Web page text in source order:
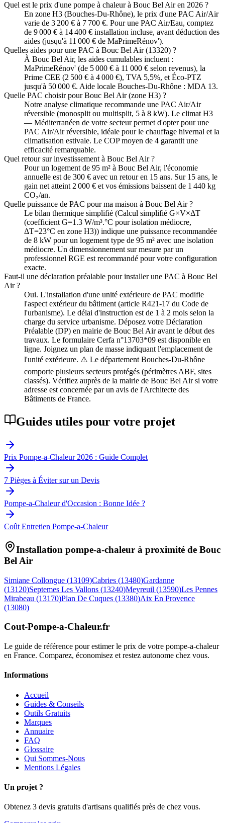
Quel est le prix d'une pompe à chaleur à Bouc Bel Air en 2026 ?
En zone H3 (Bouches-Du-Rhône), le prix d'une PAC Air/Air
varie de 3 200 € à 7 700 €. Pour une PAC Air/Eau, comptez
de 9 000 € à 14 400 € installation incluse, avant déduction des
aides (jusqu'à 11 000 € de MaPrimeRénov').
Quelles aides pour une PAC à Bouc Bel Air (13320) ?
À Bouc Bel Air, les aides cumulables incluent :
MaPrimeRénov' (de 5 000 € à 11 000 € selon revenus), la
Prime CEE (2 500 € à 4 000 €), TVA 5,5%, et Éco-PTZ
jusqu'à 50 000 €. Aide locale Bouches-Du-Rhône : MDA 13.
Quelle PAC choisir pour Bouc Bel Air (zone H3) ?
Notre analyse climatique recommande une PAC Air/Air
réversible (monosplit ou multisplit, 5 à 8 kW). Le climat H3
— Méditerranéen de votre secteur permet d'opter pour une
PAC Air/Air réversible, idéale pour le chauffage hivernal et la
climatisation estivale. Le COP moyen de 4 garantit une
efficacité remarquable.
Quel retour sur investissement à Bouc Bel Air ?
Pour un logement de 95 m² à Bouc Bel Air, l'économie
annuelle est de 300 € avec un retour en 15 ans. Sur 15 ans, le
gain net atteint 2 000 € et vos émissions baissent de 1 440 kg
CO₂/an.
Quelle puissance de PAC pour ma maison à Bouc Bel Air ?
Le bilan thermique simplifié (Calcul simplifié G×V×ΔT
(coefficient G=1.3 W/m³.°C pour isolation médiocre,
ΔT=23°C en zone H3)) indique une puissance recommandée
de 8 kW pour un logement type de 95 m² avec une isolation
médiocre. Un dimensionnement sur mesure par un
professionnel RGE est recommandé pour votre configuration
exacte.
Faut-il une déclaration préalable pour installer une PAC à Bouc Bel
Air ?
Oui. L'installation d'une unité extérieure de PAC modifie
l'aspect extérieur du bâtiment (article R421-17 du Code de
l'urbanisme). Le délai d'instruction est de 1 à 2 mois selon la
charge du service urbanisme. Déposez votre Déclaration
Préalable (DP) en mairie de Bouc Bel Air avant le début des
travaux. Le formulaire Cerfa n°13703*09 est disponible en
ligne. Joignez un plan de masse indiquant l'emplacement de
l'unité extérieure. ⚠️ Le département Bouches-Du-Rhône
comporte plusieurs secteurs protégés (périmètres ABF, sites
classés). Vérifiez auprès de la mairie de Bouc Bel Air si votre
adresse est concernée par un avis de l'Architecte des
Bâtiments de France.
Guides utiles pour votre projet
Prix Pompe-a-Chaleur 2026 : Guide Complet
7 Pièges à Éviter sur un Devis
Pompe-a-Chaleur d'Occasion : Bonne Idée ?
Coût Entretien Pompe-a-Chaleur
Installation pompe-a-chaleur à proximité de Bouc
Bel Air
Simiane Collongue (13109)Cabries (13480)Gardanne
(13120)Septemes Les Vallons (13240)Meyreuil (13590)Les Pennes
Mirabeau (13170)Plan De Cuques (13380)Aix En Provence
(13080)
Cout-Pompe-a-Chaleur.fr
Le guide de référence pour estimer le prix de votre pompe-a-chaleur
en France. Comparez, économisez et restez autonome chez vous.
Informations
Accueil
Guides & Conseils
Outils Gratuits
Marques
Annuaire
FAQ
Glossaire
Qui Sommes-Nous
Mentions Légales
Un projet ?
Obtenez 3 devis gratuits d'artisans qualifiés près de chez vous.